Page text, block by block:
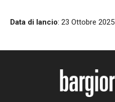
Data di lancio: 23 Ottobre 2025